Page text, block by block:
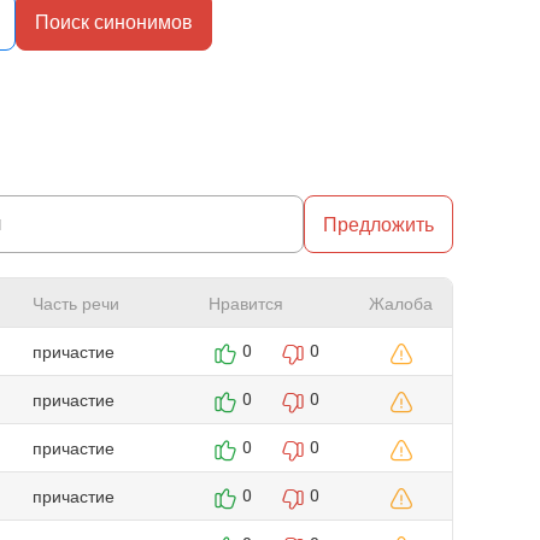
Поиск синонимов
Предложить
Часть речи Нравится
Жалоба
причастие
0 0
причастие 0 0
причастие 0 0
причастие 0 0